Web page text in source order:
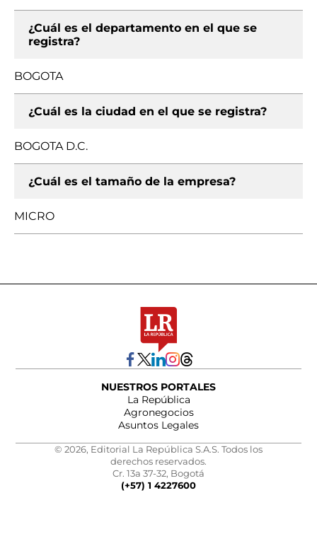
¿Cuál es el departamento en el que se
registra?
BOGOTA
¿Cuál es la ciudad en el que se registra?
BOGOTA D.C.
¿Cuál es el tamaño de la empresa?
MICRO
NUESTROS PORTALES
La República
Agronegocios
Asuntos Legales
© 2026, Editorial La República S.A.S. Todos los
derechos reservados.
Cr. 13a 37-32, Bogotá
(+57) 1 4227600